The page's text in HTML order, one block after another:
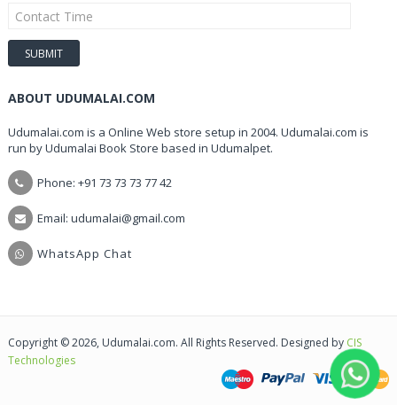
ABOUT UDUMALAI.COM
Udumalai.com is a Online Web store setup in 2004. Udumalai.com is
run by Udumalai Book Store based in Udumalpet.
Phone: +91 73 73 73 77 42
Email: udumalai@gmail.com
WhatsApp Chat
Copyright © 2026, Udumalai.com. All Rights Reserved. Designed by CIS
Technologies